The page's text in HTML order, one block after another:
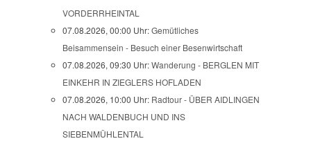
VORDERRHEINTAL
07.08.2026, 00:00 Uhr:Gemütliches
Beisammensein - Besuch einer Besenwirtschaft
07.08.2026, 09:30 Uhr:Wanderung - BERGLEN MIT
EINKEHR IN ZIEGLERS HOFLADEN
07.08.2026, 10:00 Uhr: Radtour - ÜBER AIDLINGEN
NACH WALDENBUCH UND INS
SIEBENMÜHLENTAL